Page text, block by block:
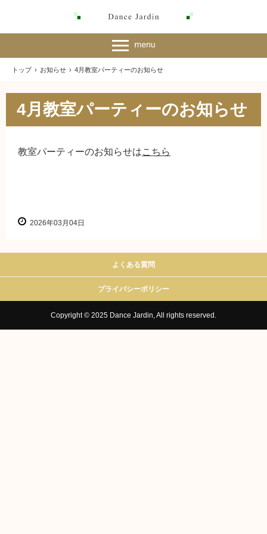
トップ › お知らせ › 4月教室パーティーのお知らせ
4月教室パーティーのお知らせ
教室パーティーのお知らせはこちら
2026年03月04日
よくある質問
プライバシーポリシー
Copyright © 2025 Dance Jardin, All rights reserved.